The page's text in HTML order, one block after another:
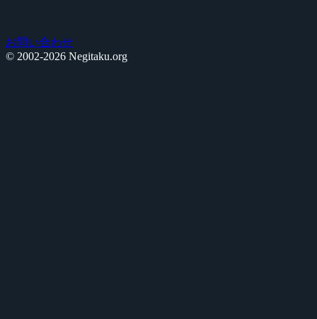
お問い合わせ
© 2002-2026 Negitaku.org